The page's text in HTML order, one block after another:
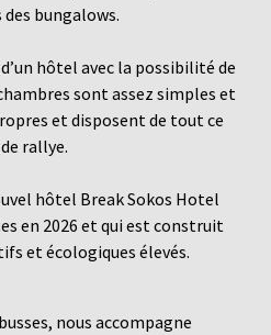
des bungalows.
hôtel avec la possibilité de
sont assez simples et
et disposent de tout ce
rallye.
hôtel Break Sokos Hotel
en 2026 et qui est construit
et écologiques élevés.
nous accompagne